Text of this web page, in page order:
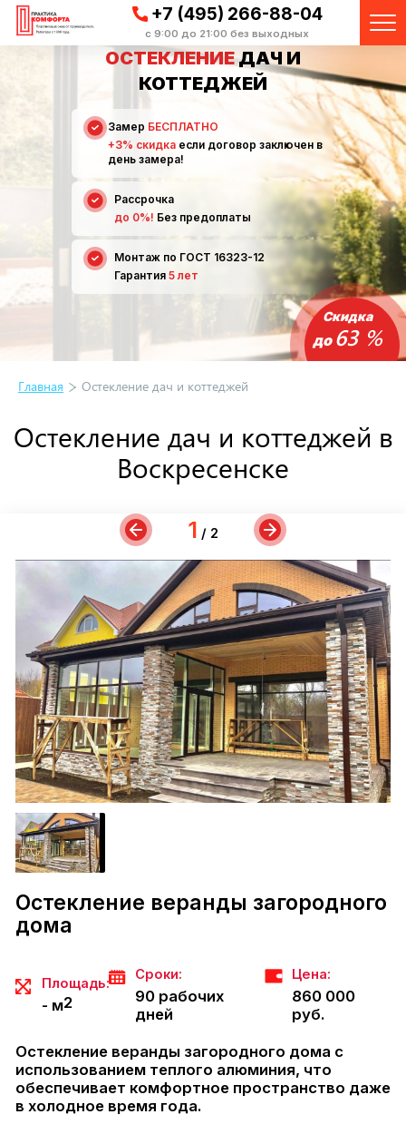
+7 (495) 266-88-04
с 9:00 до 21:00 без выходных
ОСТЕКЛЕНИЕДАЧ И
КОТТЕДЖЕЙ
Замер БЕСПЛАТНО
+3% скидка если договор заключен в
день замера!
Рассрочка
до 0%! Без предоплаты
Монтаж по ГОСТ 16323-12
Гарантия 5 лет
Скидка
до 63 %
Главная Остекление дач и коттеджей
Остекление дач и коттеджей в
Воскресенске
1 / 2
Остекление веранды загородного
дома
Площадь:
- м2
Сроки:
90 рабочих
дней
Цена:
860 000
руб.
Остекление веранды загородного дома с
использованием теплого алюминия, что
обеспечивает комфортное пространство даже
в холодное время года.